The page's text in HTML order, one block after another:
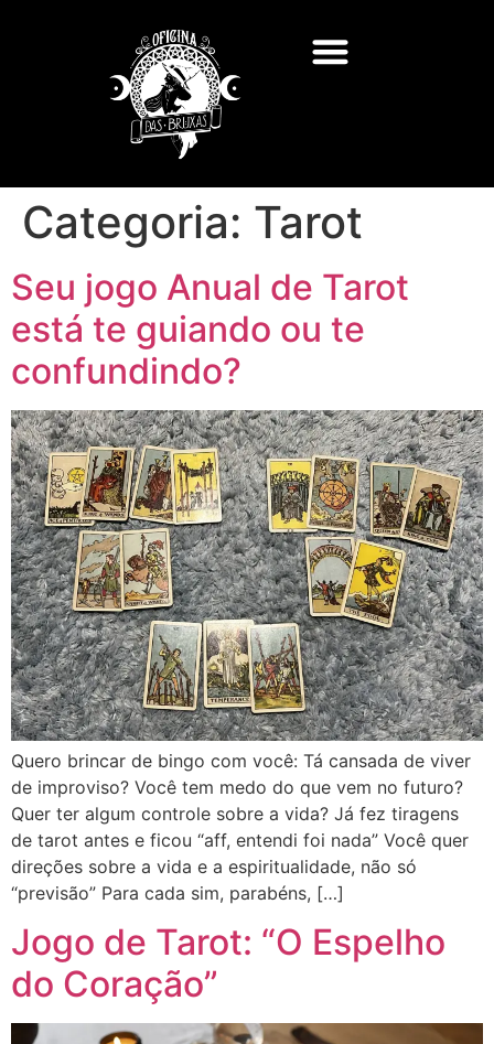
Categoria: Tarot
Seu jogo Anual de Tarot
está te guiando ou te
confundindo?
Quero brincar de bingo com você: Tá cansada de viver
de improviso? Você tem medo do que vem no futuro?
Quer ter algum controle sobre a vida? Já fez tiragens
de tarot antes e ficou “aff, entendi foi nada” Você quer
direções sobre a vida e a espiritualidade, não só
“previsão” Para cada sim, parabéns, […]
Jogo de Tarot: “O Espelho
do Coração”